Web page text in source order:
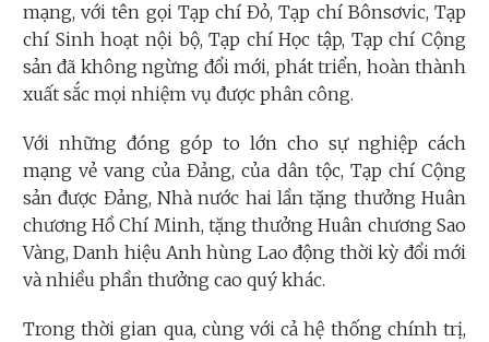
mạng, với tên gọi Tạp chí Đỏ, Tạp chí Bônsơvic, Tạp
chí Sinh hoạt nội bộ, Tạp chí Học tập, Tạp chí Cộng
sản đã không ngừng đổi mới, phát triển, hoàn thành
xuất sắc mọi nhiệm vụ được phân công.
Với những đóng góp to lớn cho sự nghiệp cách
mạng vẻ vang của Đảng, của dân tộc, Tạp chí Cộng
sản được Đảng, Nhà nước hai lần tặng thưởng Huân
chương Hồ Chí Minh, tặng thưởng Huân chương Sao
Vàng, Danh hiệu Anh hùng Lao động thời kỳ đổi mới
và nhiều phần thưởng cao quý khác.
Trong thời gian qua, cùng với cả hệ thống chính trị,